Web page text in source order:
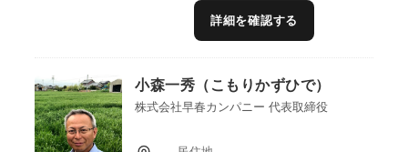
詳細を確認する
小森一秀（こもりかずひで）
株式会社早春カンパニー 代表取締役